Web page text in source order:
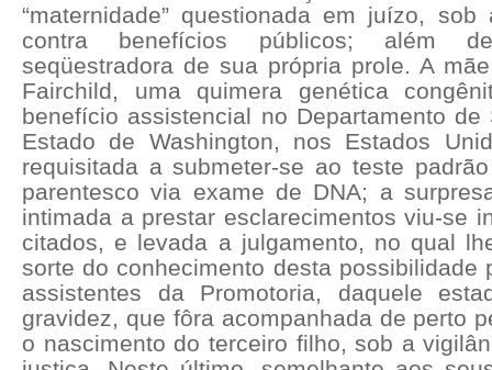
“maternidade” questionada em juízo,
contra benefícios públicos; além
seqüestradora de sua própria prole. A
Fairchild, uma quimera genética
benefício assistencial no Departamento
Estado de Washington, nos Estados
requisitada a submeter-se ao teste
parentesco via exame de DNA; a
intimada a prestar esclarecimentos viu-se
citados, e levada a julgamento, no qual
sorte do conhecimento desta possibilidade
assistentes da Promotoria, daquele
gravidez, que fôra acompanhada de perto
o nascimento do terceiro filho, sob a